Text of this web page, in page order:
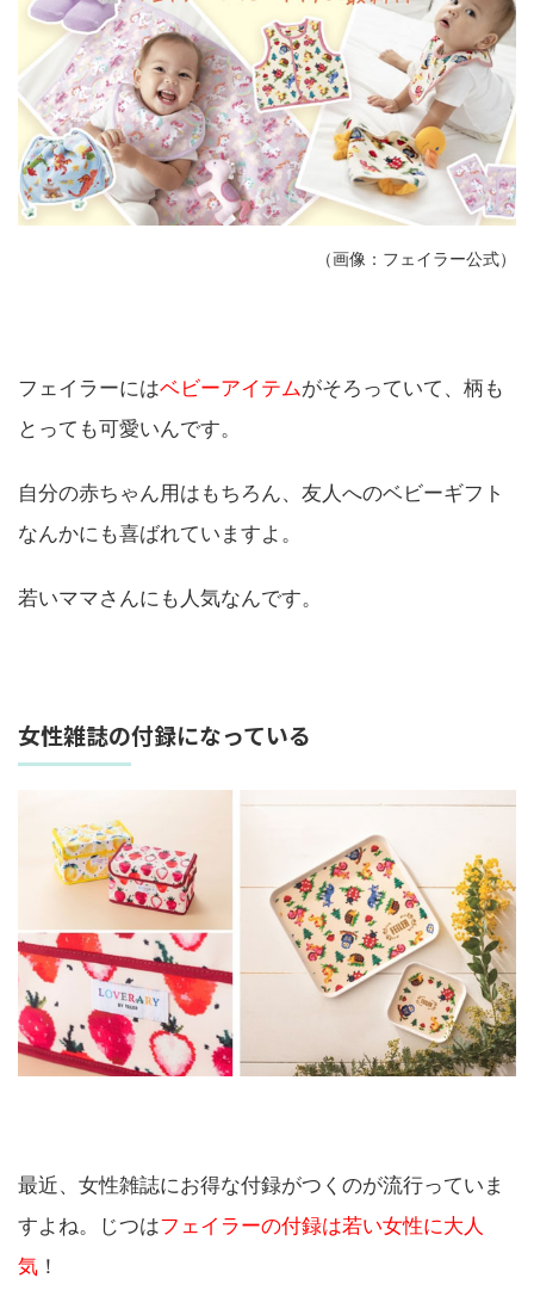
（画像：フェイラー公式）
フェイラーにはベビーアイテムがそろっていて、柄も
とっても可愛いんです。
自分の赤ちゃん用はもちろん、友人へのベビーギフト
なんかにも喜ばれていますよ。
若いママさんにも人気なんです。
女性雑誌の付録になっている
最近、女性雑誌にお得な付録がつくのが流行っていま
すよね。じつはフェイラーの付録は若い女性に大人
気 ！